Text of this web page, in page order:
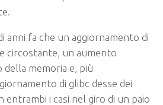
anni fa che un aggiornamento di
circostante, un aumento
memoria e, più
di glibc desse dei
entrambi i casi nel giro di un paio